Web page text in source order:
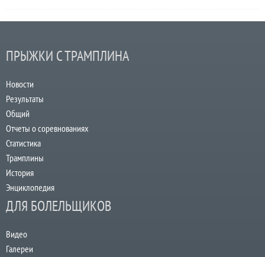
ПРЫЖКИ С ТРАМПЛИНА
Новости
Результаты
Общий
Отчеты о соревнованиях
Статистика
Трамплины
История
Энциклопедия
ДЛЯ БОЛЕЛЬЩИКОВ
Видео
Галереи